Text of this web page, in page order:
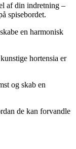
af din indretning –
spisebordet.
en harmonisk
hortensia er
og skab en
de kan forvandle